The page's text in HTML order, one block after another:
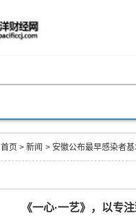
首页 > 新闻 > 安徽公布最早感染者
《一心·一艺》，以专